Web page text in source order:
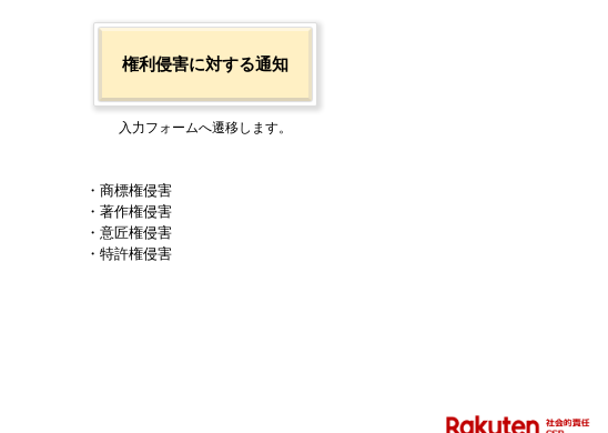
権利侵害に対する通知
入力フォームへ遷移します。
・商標権侵害
・著作権侵害
・意匠権侵害
・特許権侵害